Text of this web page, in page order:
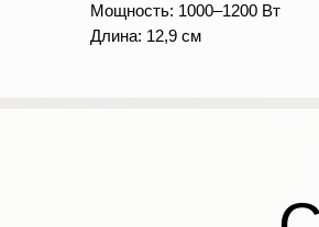
Мощность: 1000–1200 Вт
Длина: 12,9 см